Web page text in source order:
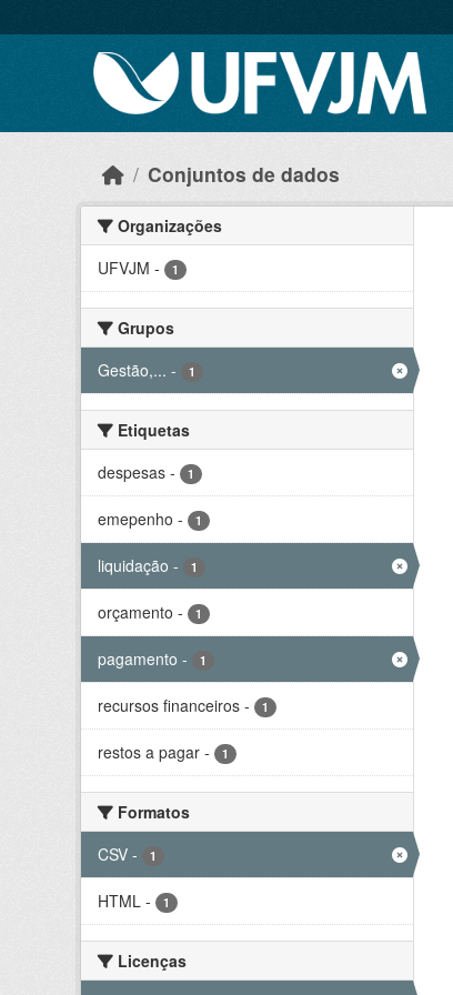
Conjuntos de dados
Organizações
UFVJM - 1
Grupos
Gestão,... - 1
Etiquetas
despesas - 1
emepenho - 1
liquidação - 1
orçamento - 1
pagamento - 1
recursos financeiros - 1
restos a pagar - 1
Formatos
CSV - 1
HTML - 1
Licenças